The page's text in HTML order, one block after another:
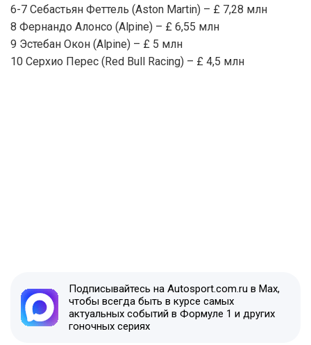
6-7 Себастьян Феттель (Aston Martin) – £ 7,28 млн
8 Фернандо Алонсо (Alpine) – £ 6,55 млн
9 Эстебан Окон (Alpine) – £ 5 млн
10 Серхио Перес (Red Bull Racing) – £ 4,5 млн
Подписывайтесь на Autosport.com.ru в Max,
чтобы всегда быть в курсе самых
актуальных событий в Формуле 1 и других
гоночных сериях